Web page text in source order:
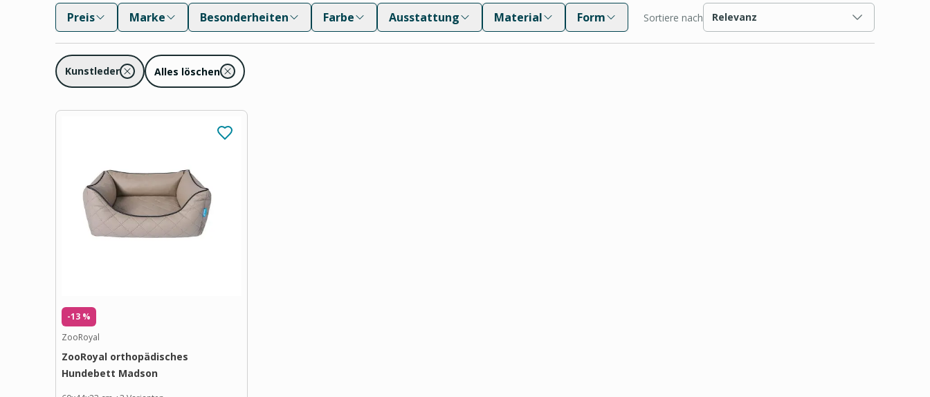
Preis Marke Besonderheiten Farbe Ausstattung Material Form Sortiere nach Relevanz
Kunstleder Alles löschen
-13 %
ZooRoyal
ZooRoyal orthopädisches
Hundebett Madson